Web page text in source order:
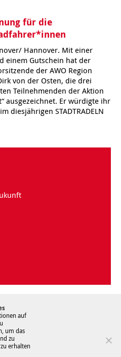
für die
Hannover. Mit einer
einem Gutschein hat der
der AWO Region
von der Osten, die drei
Teilnehmenden der Aktion
ausgezeichnet. Er würdigte ihr
diesjährigen STADTRADELN
auf
um das
zu
erhalten